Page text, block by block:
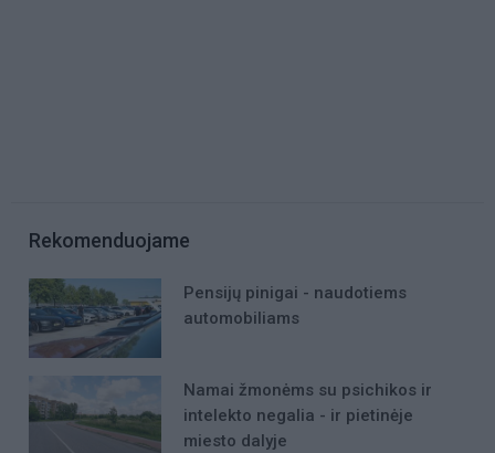
Rekomenduojame
Pensijų pinigai - naudotiems
automobiliams
Namai žmonėms su psichikos ir
intelekto negalia - ir pietinėje
miesto dalyje